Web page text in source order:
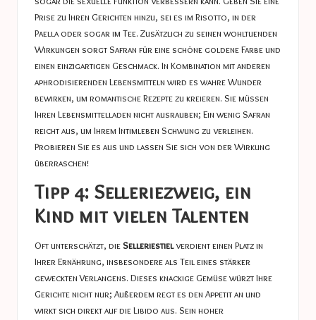
Prise zu Ihren Gerichten hinzu, sei es im Risotto, in der
Paella oder sogar im Tee. Zusätzlich zu seinen wohltuenden
Wirkungen sorgt Safran für eine schöne goldene Farbe und
einen einzigartigen Geschmack. In Kombination mit anderen
aphrodisierenden Lebensmitteln wird es wahre Wunder
bewirken, um romantische Rezepte zu kreieren. Sie müssen
Ihren Lebensmittelladen nicht ausrauben; Ein wenig Safran
reicht aus, um Ihrem Intimleben Schwung zu verleihen.
Probieren Sie es aus und lassen Sie sich von der Wirkung
überraschen!
Tipp 4: Selleriezweig, ein
Kind mit vielen Talenten
Oft unterschätzt, die Selleriestielverdient einen Platz in
Ihrer Ernährung, insbesondere als Teil eines stärker
geweckten Verlangens. Dieses knackige Gemüse würzt Ihre
Gerichte nicht nur; Außerdem regt es den Appetit an und
wirkt sich direkt auf die Libido aus. Sein hoher